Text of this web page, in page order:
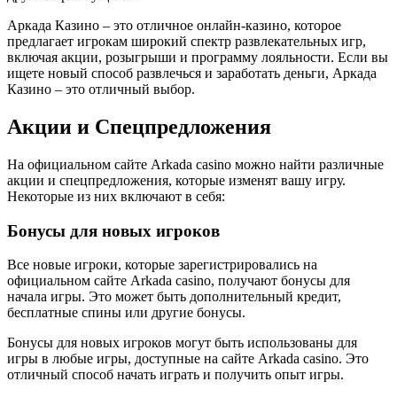
Аркада Казино – это отличное онлайн-казино, которое
предлагает игрокам широкий спектр развлекательных игр,
включая акции, розыгрыши и программу лояльности. Если вы
ищете новый способ развлечься и заработать деньги, Аркада
Казино – это отличный выбор.
Акции и Спецпредложения
На официальном сайте Arkada casino можно найти различные
акции и спецпредложения, которые изменят вашу игру.
Некоторые из них включают в себя:
Бонусы для новых игроков
Все новые игроки, которые зарегистрировались на
официальном сайте Arkada casino, получают бонусы для
начала игры. Это может быть дополнительный кредит,
бесплатные спины или другие бонусы.
Бонусы для новых игроков могут быть использованы для
игры в любые игры, доступные на сайте Arkada casino. Это
отличный способ начать играть и получить опыт игры.